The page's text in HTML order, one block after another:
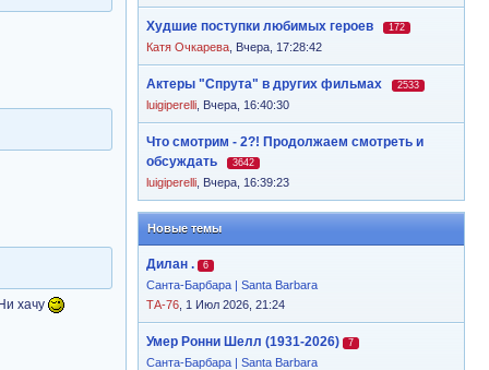
Худшие поступки любимых героев 172
Катя Очкарева Вчера, 17:28:42
Актеры "Спрута" в других фильмах 2533
luigiperelli Вчера, 16:40:30
Что смотрим - 2?! Продолжаем смотреть и
обсуждать
3642
luigiperelli Вчера, 16:39:23
Новые темы
Дилан . 6
Санта-Барбара | Santa Barbara
ТА-76 , 1 Июл 2026, 21:24
Умер Ронни Шелл (1931-2026) 7
Санта-Барбара | Santa Barbara
хачу